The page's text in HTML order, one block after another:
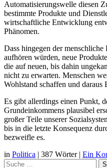
Automatisierungswelle diesen
bestimmte Produkte und
wirtschaftliche Entwicklung
Phänomen.
Dass hingegen der
aufhören würden, neue
die auf neuen, bis dahin
nicht zu erwarten. Menschen
Wohlstand schaffen und daraus
Es gibt allerdings einen Punkt,
Grundeinkommens plausibel
großer Teile unserer
bis in die letzte Konsequenz
bezweifle es.
in Politica | 387 Wörter | Ein
Suche